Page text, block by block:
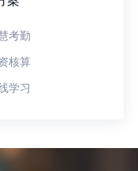
考勤
核算
学习